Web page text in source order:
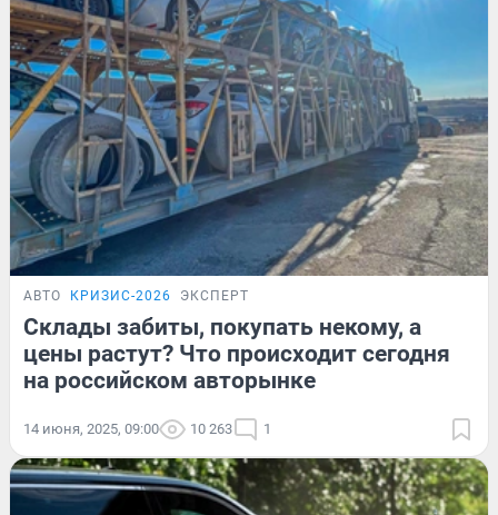
АВТО КРИЗИС-2026 ЭКСПЕРТ
Склады забиты, покупать некому, а
цены растут? Что происходит сегодня
на российском авторынке
14 июня, 2025, 09:00 10 263 1